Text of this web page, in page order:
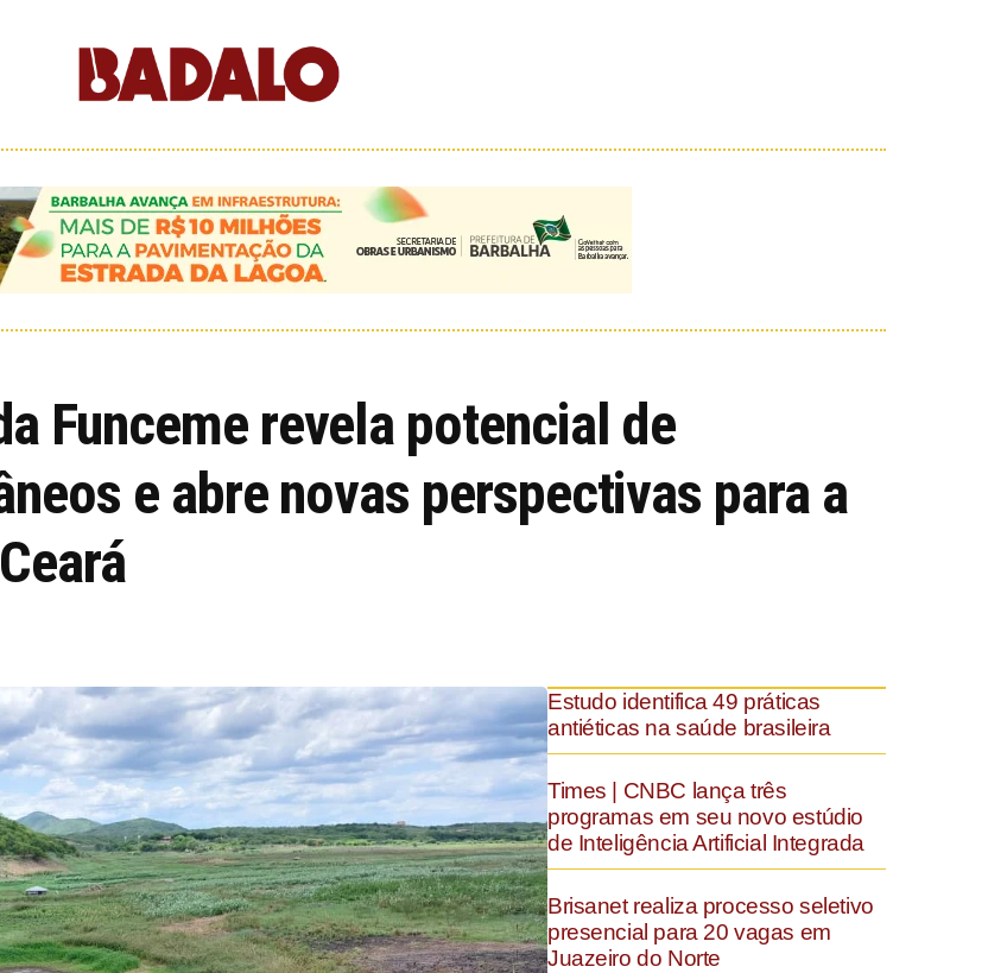
Funceme revela potencial de
e abre novas perspectivas para a
Estudo identifica 49 práticas
antiéticas na saúde brasileira
Times | CNBC lança três
programas em seu novo estúdio
de Inteligência Artificial Integrada
Brisanet realiza processo seletivo
presencial para 20 vagas em
Juazeiro do Norte